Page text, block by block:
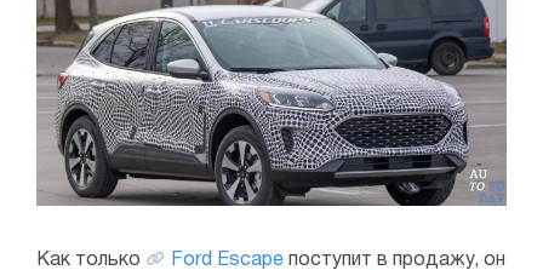
Как только Ford Escape поступит в продажу, он